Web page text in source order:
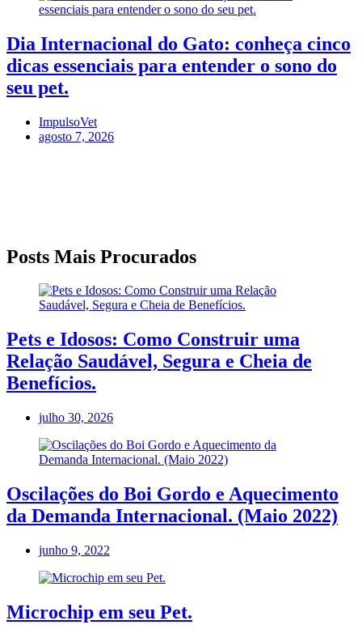
Dia Internacional do Gato: conheça cinco
dicas essenciais para entender o sono do
seu pet.
ImpulsoVet
agosto 7, 2026
Posts Mais Procurados
Pets e Idosos: Como Construir uma
Relação Saudável, Segura e Cheia de
Benefícios.
julho 30, 2026
Oscilações do Boi Gordo e Aquecimento
da Demanda Internacional. (Maio 2022)
junho 9, 2022
Microchip em seu Pet.